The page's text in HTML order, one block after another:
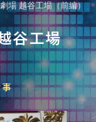
場 越谷工場（前編）
谷工場
事